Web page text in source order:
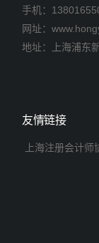
手机：
网址：
地址：上海浦东
友情链接
上海注册会计师